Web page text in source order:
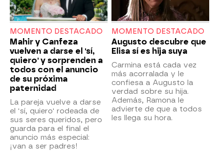
MOMENTO DESTACADO
Mahir y Canfeza
vuelven a darse el 'sí,
quiero' y sorprenden a
todos con el anuncio
de su próxima
paternidad
La pareja vuelve a darse
el 'sí, quiero' rodeada de
sus seres queridos, pero
guarda para el final el
anuncio más especial:
¡van a ser padres!
MOMENTO DESTACADO
Augusto descubre que
Elisa sí es hija suya
Carmina está cada vez
más acorralada y le
confiesa a Augusto la
verdad sobre su hija.
Además, Ramona le
advierte de que a todos
les llega su hora.